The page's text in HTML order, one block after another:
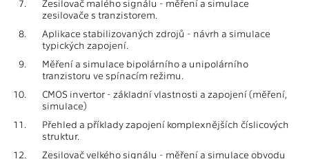
7.
Zesilovač malého signálu - měření a simulace
zesilovače s tranzistorem.
8.
Aplikace stabilizovaných zdrojů - návrh a simulace
typických zapojení.
9.
Měření a simulace bipolárního a unipolárního
tranzistoru ve spínacím režimu.
10.
CMOS invertor - základní vlastnosti a zapojení (měření,
simulace)
11.
Přehled a příklady zapojení komplexnějších číslicových
struktur.
12.
Zesilovač velkého signálu - měření a simulace obvodu